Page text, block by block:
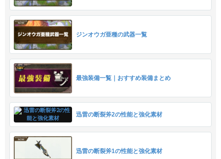
ジンオウガ亜種の武器一覧
最強装備一覧｜おすすめ装備まとめ
迅雷の断裂斧2の性能と強化素材
迅雷の断裂斧1の性能と強化素材